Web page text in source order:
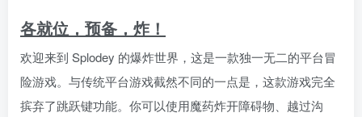
各就位，预备，炸！
欢迎来到 Splodey 的爆炸世界，这是一款独一无二的平台冒
险游戏。与传统平台游戏截然不同的一点是，这款游戏完全
摈弃了跳跃键功能。你可以使用魔药炸开障碍物、越过沟